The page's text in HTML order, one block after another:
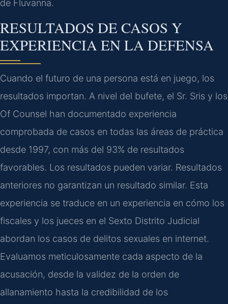
de Fluvanna.
RESULTADOS DE CASOS Y
EXPERIENCIA EN LA DEFENSA
Cuando el futuro de una persona está en juego, los
resultados importan. A nivel del bufete, el Sr. Sris y los
Of Counsel han documentado experiencia
comprobada de casos en todas las áreas de práctica
desde 1997, con más del 93% de resultados
favorables. Los resultados pueden variar. Resultados
anteriores no garantizan un resultado similar. Esta
experiencia se traduce en un experiencia en cómo los
fiscales y los jueces en el Sexto Distrito Judicial
abordan los casos de delitos sexuales en internet.
Evaluamos meticulosamente cada aspecto de la
acusación, desde la validez de la orden de
allanamiento hasta la credibilidad de los